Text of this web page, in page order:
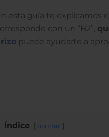
esta guía te explicamos
con un “B2”,
puede ayudarte a
Índice ocultar